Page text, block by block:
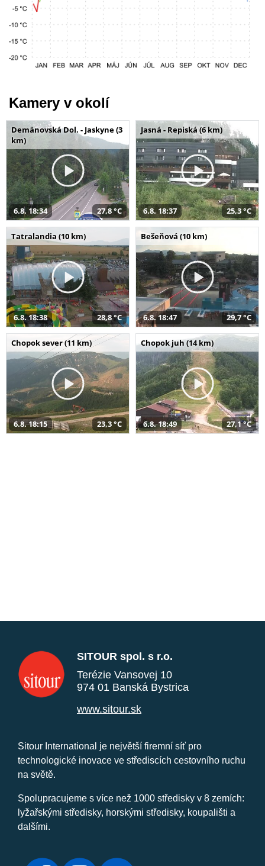
Kamery v okolí
Demänovská Dol. - Jaskyne (3
km)
6.8. 18:34 27,8 °C
Jasná - Repiská (6 km)
6.8. 18:37 25,3 °C
Tatralandia (10 km)
6.8. 18:38 28,8 °C
Bešeňová (10 km)
6.8. 18:47 29,7 °C
Chopok sever (11 km)
6.8. 18:15 23,3 °C
Chopok juh (14 km)
6.8. 18:49 27,1 °C
SITOUR spol. s r.o.
Terézie Vansovej 10
974 01 Banská Bystrica
www.sitour.sk
Sitour International je největší firemní síť pro
technologické inovace ve střediscích cestovního ruchu
na světě.
Spolupracujeme s více než 1000 středisky v 8 zemích:
lyžařskými středisky, horskými středisky, koupališti a
dalšími.